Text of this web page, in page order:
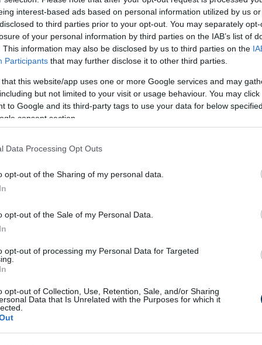
interest-based ads based on personal information utilized by us
to third parties prior to your opt-out. You may separately
of your personal information by third parties on the IAB’s list of
This information may also be disclosed by us to third parties on the
Participants that may further disclose it to other third parties.
that this website/app uses one or more Google services and may
but not limited to your visit or usage behaviour. You may
to Google and its third-party tags to use your data for below
consent section.
Data Processing Opt Outs
opt-out of the Sharing of my personal data.
opt-out of the Sale of my Personal Data.
opt-out of processing my Personal Data for Targeted
opt-out of Collection, Use, Retention, Sale, and/or Sharing
Data that Is Unrelated with the Purposes for which it
a befúvók alkalmasak a lüktető és forgó
részt
a szervezetre, hanem a meleg víz is.
fokozásához, az izmok
és az ízületi fájdalmak
csillapításában természetes
merevségét. Mindemellett fontos
a testhőmérséklet, amelynek
vérkeringés fokozódásának
sokkal hamarabb elérnek a
jelentős mértékben csökken
az izmokban és az ízületekben
A jakuzzi használata során
fájdalomcsillapító hatása van,
a szalagok, az inak és az izmok.
használatára, hiszen így
illetve megőrizhető az ízületi
és ereje.